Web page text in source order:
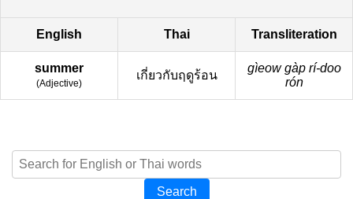
English Thai Transliteration
summer
(Adjective)
เกี่ยวกับฤดูร้อน
gìeow gàp rí-doo
rón
Search